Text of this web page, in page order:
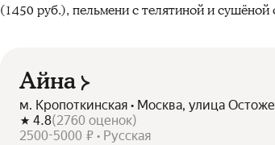
(1450 руб.), пельмени с телятиной и
Айна
м. Кропоткинская • Москва, улица
4.8(2760 оценок)
2500-5000 ₽ • Русская